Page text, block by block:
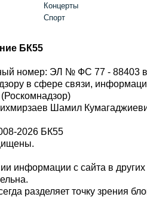
Концерты
Спорт
БК55
номер: ЭЛ № ФС 77 - 88403
в сфере связи,
Шамил
2026 БК55
информации с сайта в других
разделяет точку зрения